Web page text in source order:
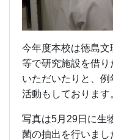
今年度本校は徳島
等で研究施設を借
いただいたりと、
活動もしております
写真は5月29日に生
菌の抽出を行いま